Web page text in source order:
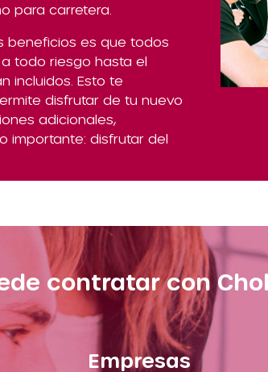
para carretera.
beneficios es que todos
todo riesgo hasta el
incluidos. Esto te
disfrutar de tu nuevo
adicionales,
importante: disfrutar del
contratar con
Empresas